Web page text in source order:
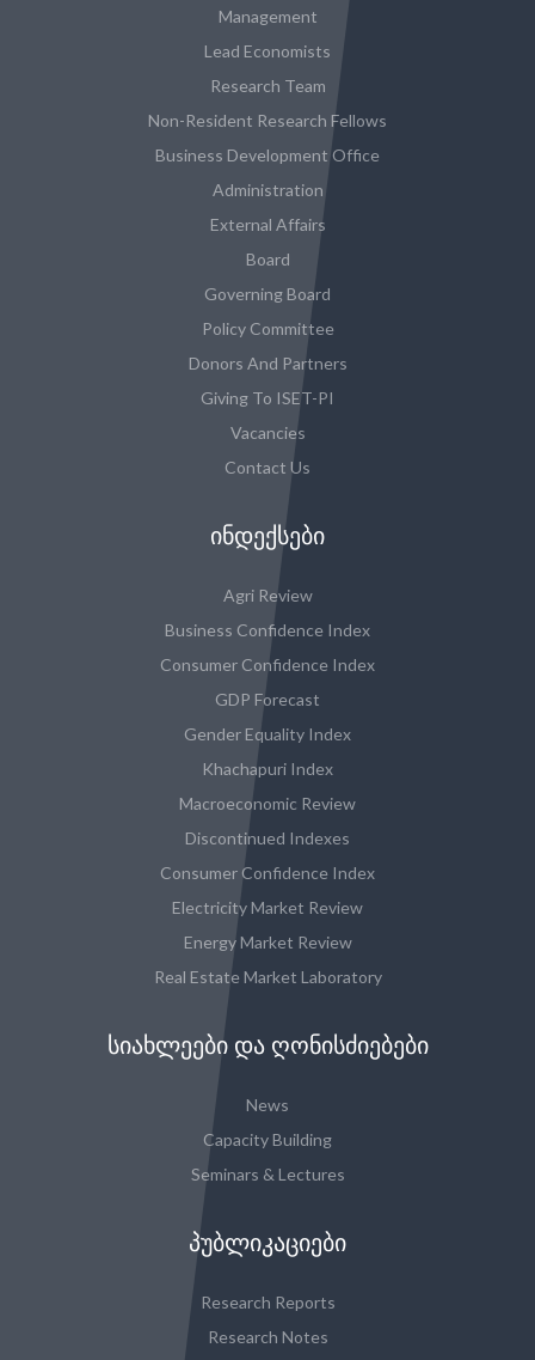
Management
Lead Economists
Research Team
Non-Resident Research Fellows
Business Development Office
Administration
External Affairs
Board
Governing Board
Policy Committee
Donors And Partners
Giving To ISET-PI
Vacancies
Contact Us
ᲘᲜᲓᲔᲥᲡᲔᲑᲘ
Agri Review
Business Confidence Index
Consumer Confidence Index
GDP Forecast
Gender Equality Index
Khachapuri Index
Macroeconomic Review
Discontinued Indexes
Consumer Confidence Index
Electricity Market Review
Energy Market Review
Real Estate Market Laboratory
ᲡᲘᲐᲮᲚᲔᲔᲑᲘ ᲓᲐ ᲦᲝᲜᲘᲡᲫᲘᲔᲑᲔᲑᲘ
News
Capacity Building
Seminars & Lectures
ᲞᲣᲑᲚᲘᲙᲐᲪᲘᲔᲑᲘ
Research Reports
Research Notes